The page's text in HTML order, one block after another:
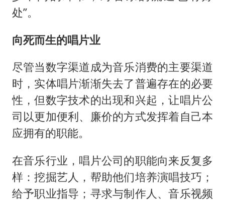
处”。
向死而生的唱片业
尽管当数字渠道成为音乐消费的主要渠道
时，实体唱片渐渐失去了普遍存在的必要
性，但数字技术的出现和兴起，让唱片公
司以更加便利、廉价的方式发挥着自己本
应拥有的职能。
在音乐行业，唱片公司的职能向来反复多
样：挖掘艺人，帮助他们培养演唱技巧；
给予职业指导；寻求与制作人、音乐视频